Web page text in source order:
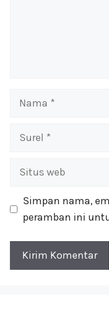
Nama
Surel
Situs
Simpan nama,
peramban ini